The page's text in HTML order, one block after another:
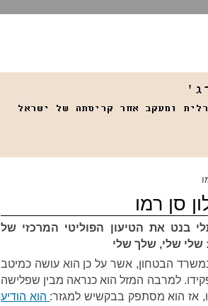
סן רמו
את הטיעון הפוליטי המרכזי של
שלי שלי, שלך שלי
הבטחון, אשר על כן הוא עושה כמיטב
למרבה המזל הוא כנראה מבין שפלישה
אז הוא מסתפק בבקשיש למגזר: הוא הודיע